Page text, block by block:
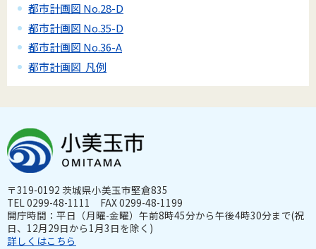
都市計画図 No.28-D
都市計画図 No.35-D
都市計画図 No.36-A
都市計画図 凡例
〒319-0192 茨城県小美玉市堅倉835
TEL 0299-48-1111 FAX 0299-48-1199
開庁時間：平日（月曜-金曜）午前8時45分から午後4時30分まで(祝
日、12月29日から1月3日を除く)
詳しくはこちら